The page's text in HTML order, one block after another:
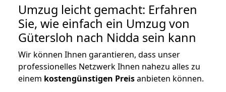
Umzug leicht gemacht: Erfahren
Sie, wie einfach ein Umzug von
Gütersloh nach Nidda sein kann
Wir können Ihnen garantieren, dass unser
professionelles Netzwerk Ihnen nahezu alles zu
einem kostengünstigen Preisanbieten können.